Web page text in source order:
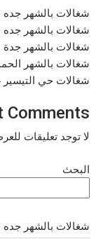
شغالات بالشهر جده حى
شغالات بالشهر جده حى
شغالات بالشهر جدة السنابل
شغالات بالشهر الحمدانية
شغالات حي التيسير 0562346904
Comments
لا توجد تعليقات
البحث
شغالات بالشهر جده حى